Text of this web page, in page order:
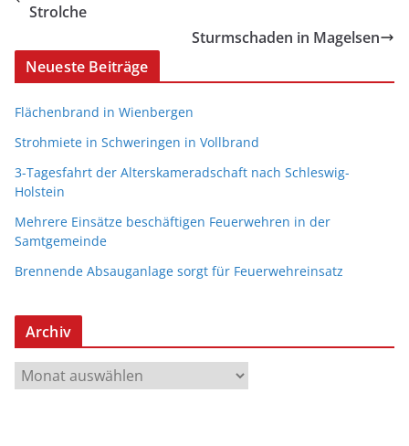
Strolche
Sturmschaden in Magelsen
Neueste Beiträge
Flächenbrand in Wienbergen
Strohmiete in Schweringen in Vollbrand
3-Tagesfahrt der Alterskameradschaft nach Schleswig-
Holstein
Mehrere Einsätze beschäftigen Feuerwehren in der
Samtgemeinde
Brennende Absauganlage sorgt für Feuerwehreinsatz
Archiv
r